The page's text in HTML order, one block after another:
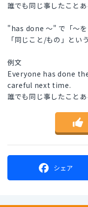
誰でも同じ事したことあ
"has done 〜" で「〜
「同じこと/もの」とい
例文
Everyone has done
careful next time.
誰でも同じ事したこと
シェア